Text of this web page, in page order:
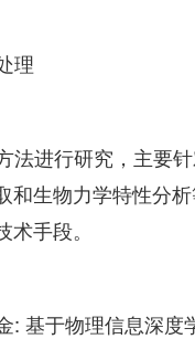
理
法进行研究，主要
和生物力学特性分
手段。
: 基于物理信息深